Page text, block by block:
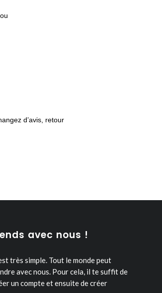
d’avis, retour
avec nous !
très simple. Tout le monde peut
avec nous. Pour cela, il te suffit de
un compte et ensuite de créer